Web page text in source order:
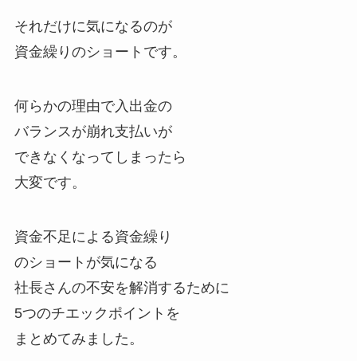
それだけに気になるのが
資金繰りのショートです。
何らかの理由で入出金の
バランスが崩れ支払いが
できなくなってしまったら
大変です。
資金不足による資金繰り
のショートが気になる
社長さんの不安を解消するために
5つのチエックポイントを
まとめてみました。